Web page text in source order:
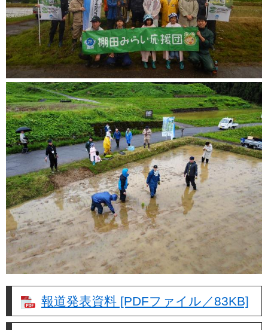
報道発表資料 [PDFファイル／83KB]